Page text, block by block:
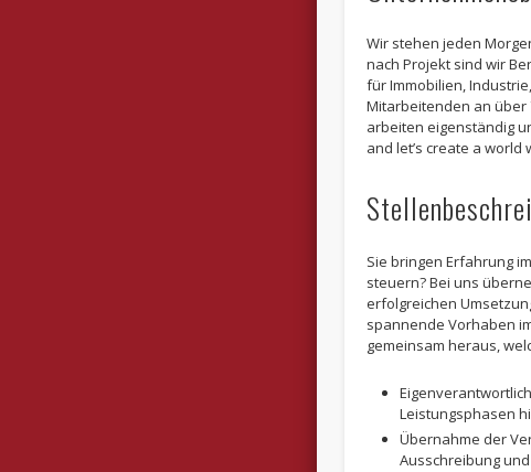
Wir stehen jeden
nach Projekt sind wir
für Immobilien,
Mitarbeitenden an über
arbeiten eigenständig
and let’s create a world
Sie bringen Erfahrung
steuern? Bei uns
erfolgreichen
spannende Vorhaben
gemeinsam heraus,
Leistungsphasen
Übernahme der
Ausschreibung